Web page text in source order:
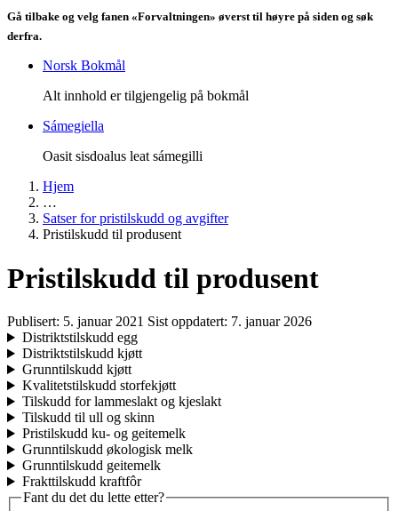
Gå tilbake og velg fanen «Forvaltningen» øverst til høyre på siden og søk
derfra.
Norsk Bokmål
Alt innhold er tilgjengelig på bokmål
Sámegiella
Oasit sisdoalus leat sámegilli
Hjem
…
Satser for pristilskudd og avgifter
Pristilskudd til produsent
Pristilskudd til produsent
Publisert: 5. januar 2021 Sist oppdatert: 7. januar 2026
Distriktstilskudd egg
Distriktstilskudd kjøtt
Grunntilskudd kjøtt
Kvalitetstilskudd storfekjøtt
Tilskudd for lammeslakt og kjeslakt
Tilskudd til ull og skinn
Pristilskudd ku- og geitemelk
Grunntilskudd økologisk melk
Grunntilskudd geitemelk
Frakttilskudd kraftfôr
Fant du det du lette etter?